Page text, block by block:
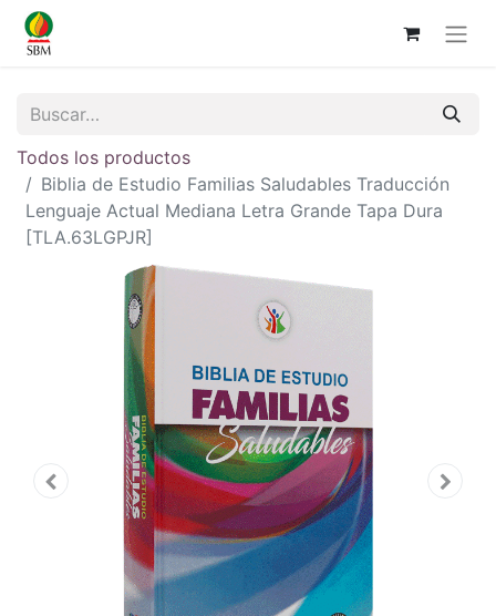
Todos los productos
Biblia de Estudio Familias Saludables Traducción
Lenguaje Actual Mediana Letra Grande Tapa Dura
[TLA.63LGPJR]